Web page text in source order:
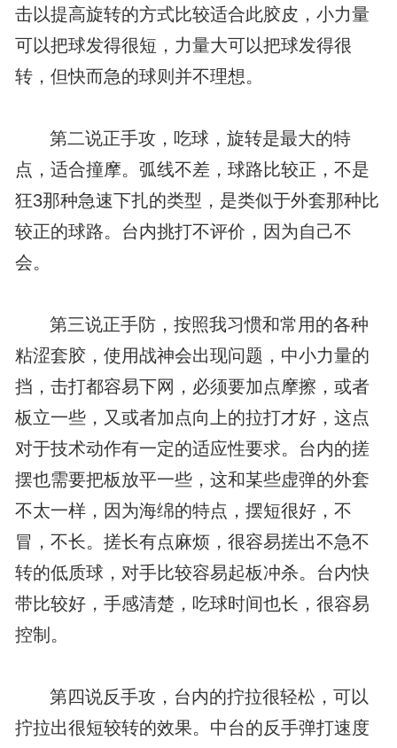
击以提高旋转的方式比较适合此胶皮，小力量
可以把球发得很短，力量大可以把球发得很
转，但快而急的球则并不理想。
第二说正手攻，吃球，旋转是最大的特
点，适合撞摩。弧线不差，球路比较正，不是
狂3那种急速下扎的类型，是类似于外套那种比
较正的球路。台内挑打不评价，因为自己不
会。
第三说正手防，按照我习惯和常用的各种
粘涩套胶，使用战神会出现问题，中小力量的
挡，击打都容易下网，必须要加点摩擦，或者
板立一些，又或者加点向上的拉打才好，这点
对于技术动作有一定的适应性要求。台内的搓
摆也需要把板放平一些，这和某些虚弹的外套
不太一样，因为海绵的特点，摆短很好，不
冒，不长。搓长有点麻烦，很容易搓出不急不
转的低质球，对手比较容易起板冲杀。台内快
带比较好，手感清楚，吃球时间也长，很容易
控制。
第四说反手攻，台内的拧拉很轻松，可以
拧拉出很短较转的效果。中台的反手弹打速度